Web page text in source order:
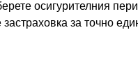
осигурителния
за точно